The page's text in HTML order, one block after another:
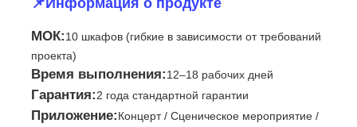
SMD LED экран
Дисплейная панель с наружным светодиодным
МОК:10 шкафов (гибкие в зависимости от требований
проекта)
Время выполнения:12–18 рабочих дней
Гарантия:2 года стандартной гарантии
Приложение:Концерт / Сценическое мероприятие /